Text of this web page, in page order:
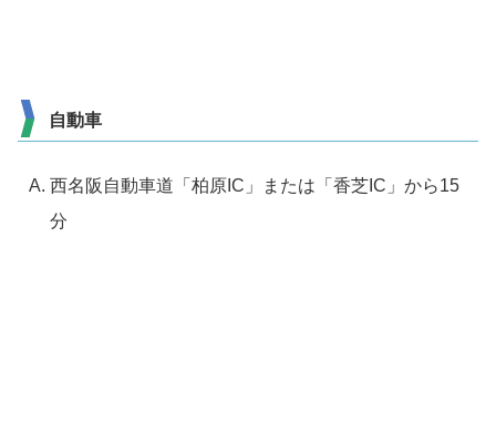
自動車
西名阪自動車道「柏原IC」または「香芝IC」から15
分